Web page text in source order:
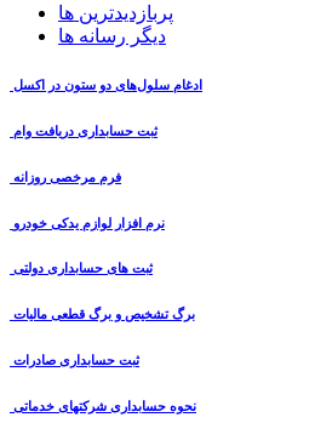
پربازدیدترین ها
دیگر رسانه ها
ادغام سلول‌های دو ستون در اکسل
ثبت حسابداری دریافت وام
فرم مرخصی روزانه
نرم افزار لوازم یدکی خودرو
ثبت های حسابداری دولتی
برگ تشخیص و برگ قطعی مالیات
ثبت حسابداری صادرات
نحوه حسابداری شرکتهای خدماتی